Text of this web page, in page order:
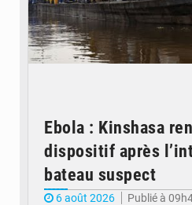
Ebola : Kinshasa
dispositif après
bateau suspect
6 août 2026
Publié à